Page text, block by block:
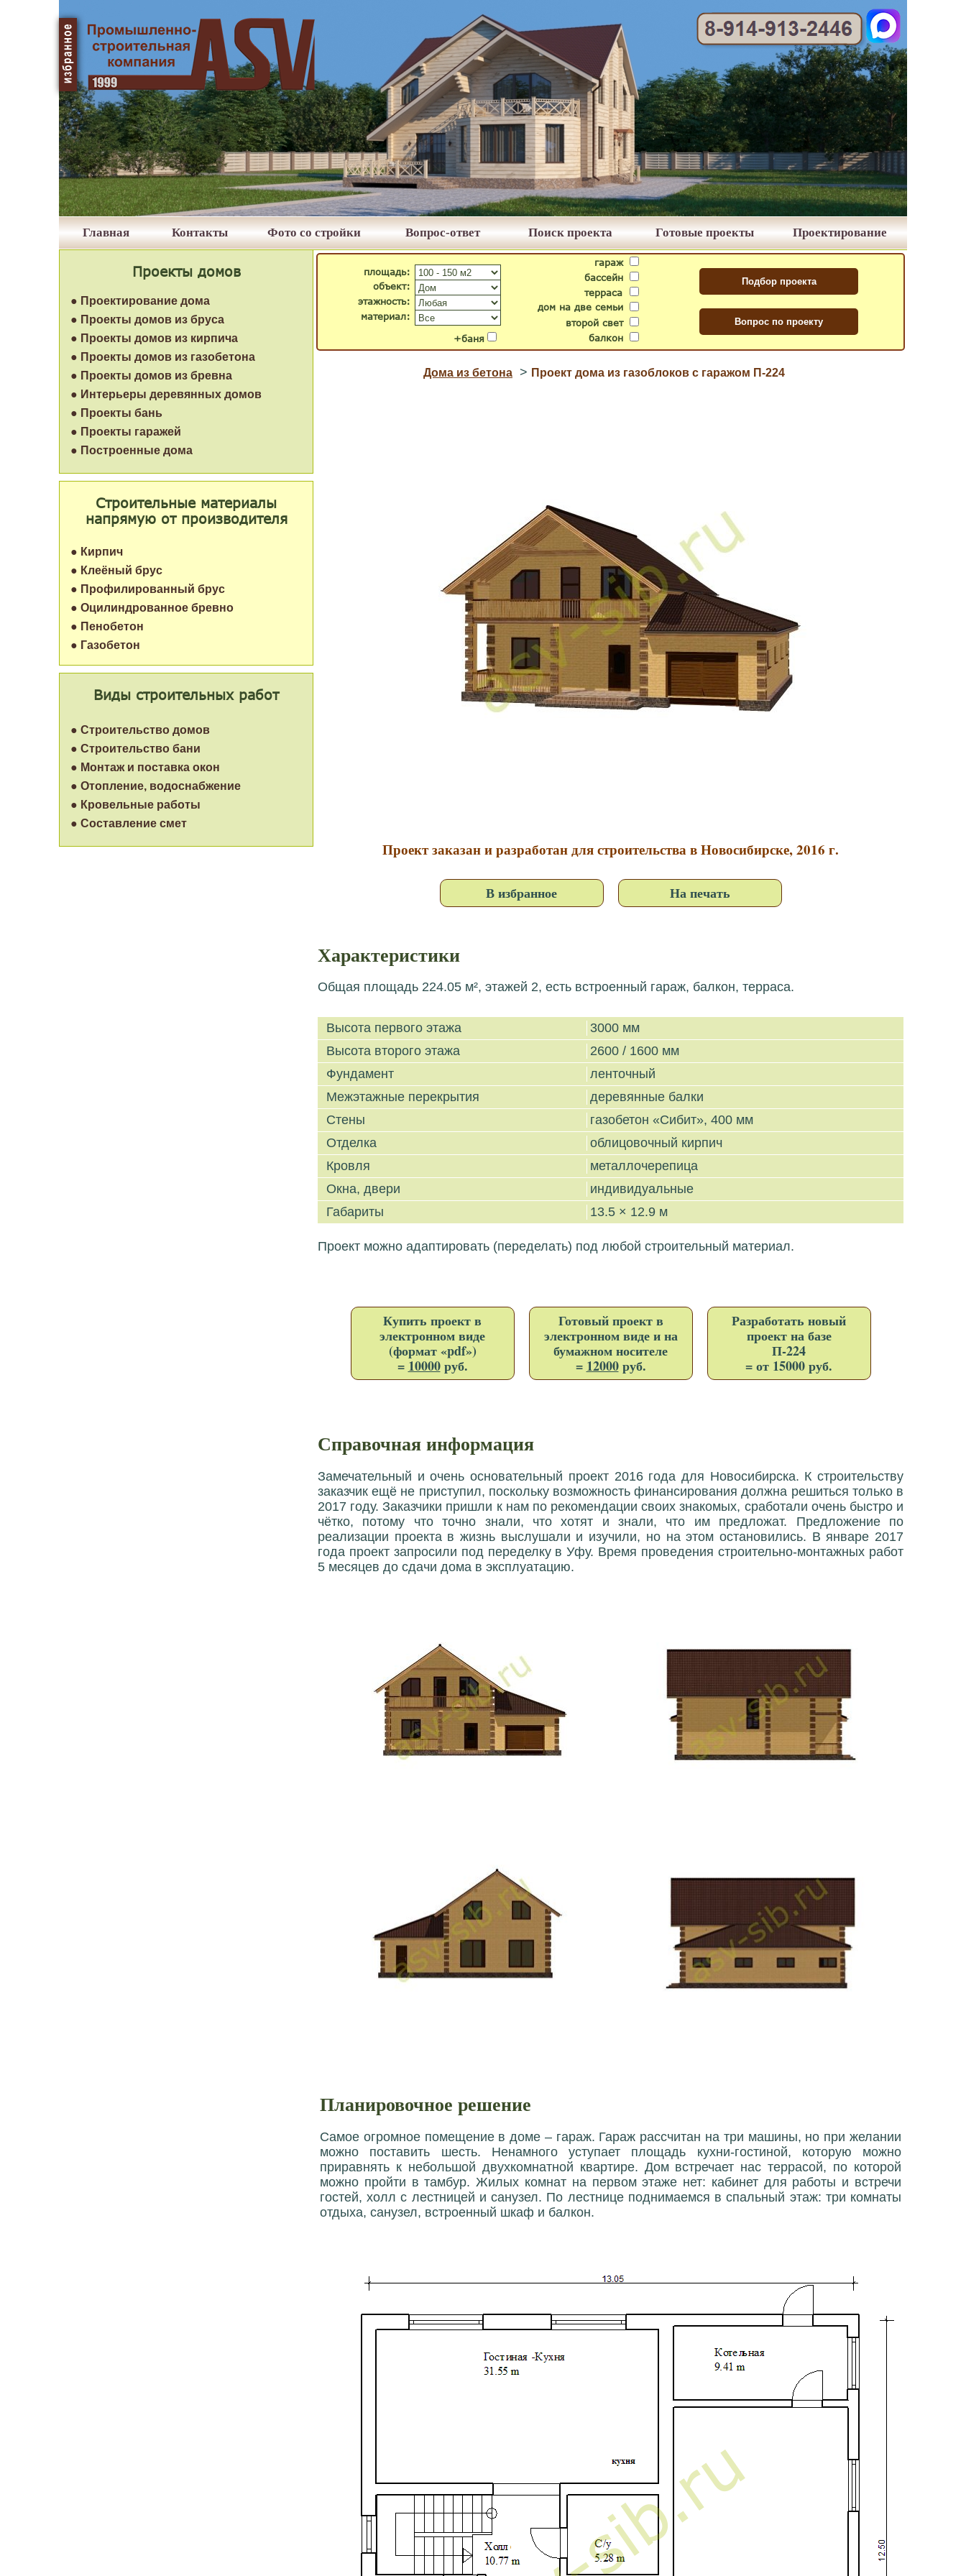
Проектирование
Главная Фото со стройки
Контакты Вопрос-ответ Поиск проекта Готовые проекты
Проекты домов
Виды строительных работ
● Строительство домов
● Строительство бани
● Монтаж и поставка окон
● Отопление, водоснабжение
● Кровельные работы
● Составление смет
Строительные материалы
напрямую от производителя
● Кирпич
● Клеёный брус
● Профилированный брус
● Оцилиндрованное бревно
● Пенобетон
● Газобетон
● Проектирование дома
● Проекты домов из бруса
● Проекты домов из кирпича
● Проекты домов из газобетона
● Проекты домов из бревна
● Интерьеры деревянных домов
● Проекты бань
● Проекты гаражей
● Построенные дома
гараж
бассейн
второй свет
дом на две семьи
терраса
балкон
+баня
объект:
материал:
площадь:
этажность:
Дома из бетона > Проект дома из газоблоков с гаражом П-224
Проект заказан и разработан для строительства в Новосибирске, 2016 г.
В избранное На печать
Характеристики
Общая площадь 224.05 м², этажей 2, есть встроенный гараж, балкон, терраса.
Высота первого этажа
3000 мм
Высота второго этажа
2600 / 1600 мм
Фундамент
ленточный
Межэтажные перекрытия
деревянные балки
Стены
газобетон «Сибит», 400 мм
Отделка
облицовочный кирпич
Кровля
металлочерепица
Окна, двери
индивидуальные
Габариты
13.5 × 12.9 м
Проект можно адаптировать (переделать) под любой строительный материал.
Купить проект в
электронном виде
(формат «pdf»)
= 10000руб.
Готовый проект в
электронном виде и на
бумажном носителе
= 12000руб.
Разработать новый
проект на базе
П-224
= от 15000 руб.
Справочная информация
Замечательный и очень основательный проект 2016 года для Новосибирска. К строительству
заказчик ещё не приступил, поскольку возможность финансирования должна решиться только в
2017 году. Заказчики пришли к нам по рекомендации своих знакомых, сработали очень быстро и
чётко, потому что точно знали, что хотят и знали, что им предложат. Предложение по
реализации проекта в жизнь выслушали и изучили, но на этом остановились. В январе 2017
года проект запросили под переделку в Уфу. Время проведения строительно-монтажных работ
5 месяцев до сдачи дома в эксплуатацию.
Планировочное решение
Самое огромное помещение в доме – гараж. Гараж рассчитан на три машины, но при желании
можно поставить шесть. Ненамного уступает площадь кухни-гостиной, которую можно
приравнять к небольшой двухкомнатной квартире. Дом встречает нас террасой, по которой
можно пройти в тамбур. Жилых комнат на первом этаже нет: кабинет для работы и встречи
гостей, холл с лестницей и санузел. По лестнице поднимаемся в спальный этаж: три комнаты
отдыха, санузел, встроенный шкаф и балкон.